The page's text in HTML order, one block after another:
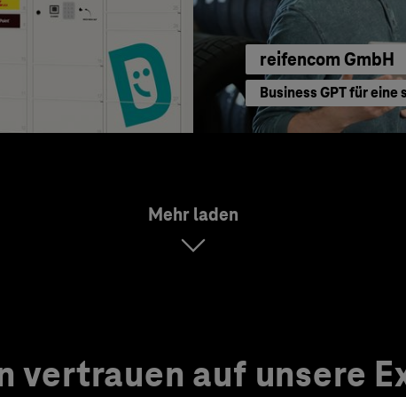
reifencom GmbH
Business GPT für
Mehr laden
vertrauen auf unsere